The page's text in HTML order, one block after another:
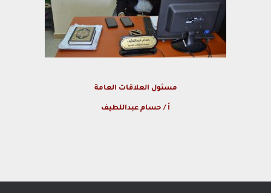
مسئول العلاقات العامة
أ / حسام عبداللطيف